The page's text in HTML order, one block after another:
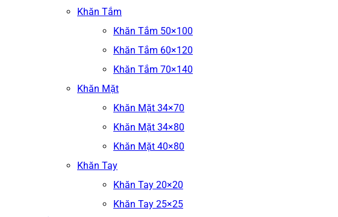
Khăn Tắm
Khăn Tắm 50×100
Khăn Tắm 60×120
Khăn Tắm 70×140
Khăn Mặt
Khăn Mặt 34×70
Khăn Mặt 34×80
Khăn Mặt 40×80
Khăn Tay
Khăn Tay 20×20
Khăn Tay 25×25